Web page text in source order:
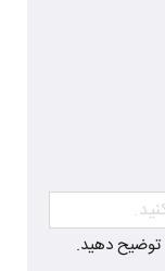
توضیح دهید.